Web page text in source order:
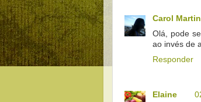
Carol
Olá, pode
ao invés de
Responder
Elaine